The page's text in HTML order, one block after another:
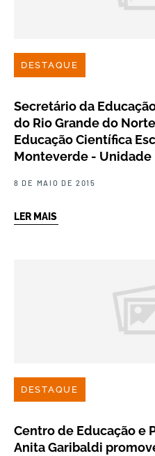
DESTAQUE
Secretário da
do Rio Grande do
Educação Científica
Monteverde - Unidade
8 DE MAIO DE 2015
LER MAIS
DESTAQUE
Centro de Educação e
Anita Garibaldi